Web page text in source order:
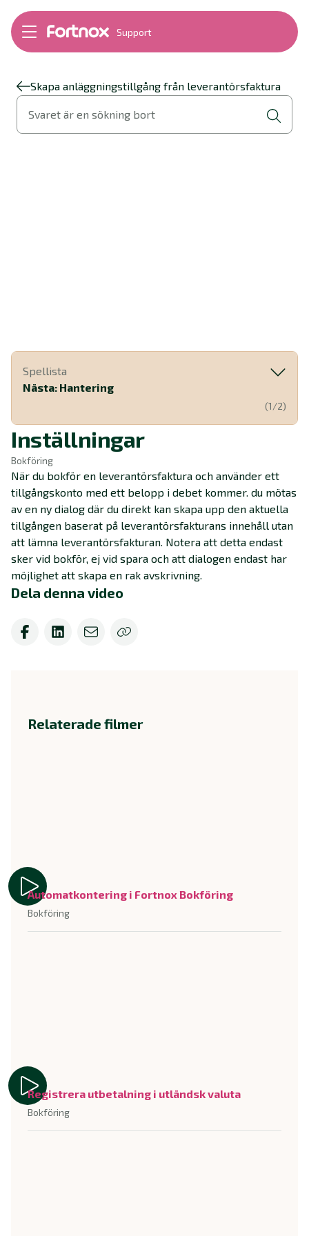
Support
Bokföring
Fakturering
Byt till Fortnox
Felsökning
Skapa anläggningstillgång från leverantörsfaktura
Svaret är en sökning bort
Spellista
Nästa: Hantering
(1/2)
Inställningar
Bokföring
När du bokför en leverantörsfaktura och använder ett
tillgångskonto med ett belopp i debet kommer. du mötas
av en ny dialog där du direkt kan skapa upp den aktuella
tillgången baserat på leverantörsfakturans innehåll utan
att lämna leverantörsfakturan. Notera att detta endast
sker vid bokför, ej vid spara och att dialogen endast har
möjlighet att skapa en rak avskrivning.
Dela denna video
Relaterade filmer
Automatkontering i Fortnox Bokföring
Bokföring
Registrera utbetalning i utländsk valuta
Bokföring